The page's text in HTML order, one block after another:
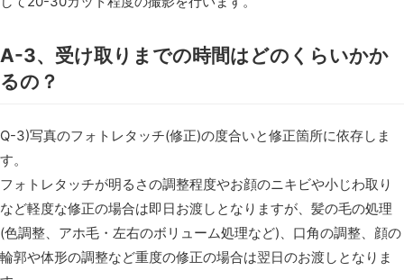
A-3、受け取りまでの時間はどのくらいかか
るの？
Q-3)写真のフォトレタッチ(修正)の度合いと修正箇所に依存しま
す。
フォトレタッチが明るさの調整程度やお顔のニキビや小じわ取り
など軽度な修正の場合は即日お渡しとなりますが、髪の毛の処理
(色調整、アホ毛・左右のボリューム処理など)、口角の調整、顔の
輪郭や体形の調整など重度の修正の場合は翌日のお渡しとなりま